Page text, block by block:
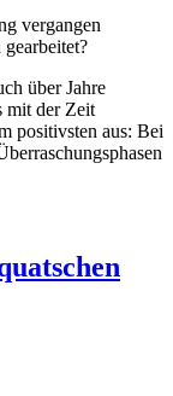
vergangen
über Jahre
mit der Zeit
positivsten aus: Bei